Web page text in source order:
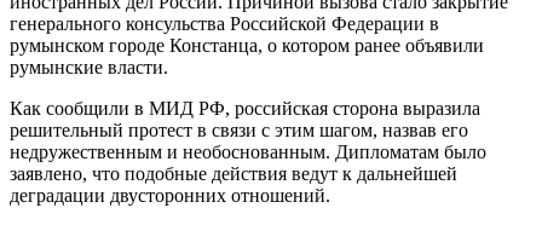
генерального консульства Российской Федерации в
румынском городе Констанца, о котором ранее объявили
румынские власти.
Как сообщили в МИД РФ, российская сторона выразила
решительный протест в связи с этим шагом, назвав его
недружественным и необоснованным. Дипломатам было
заявлено, что подобные действия ведут к дальнейшей
деградации двусторонних отношений.